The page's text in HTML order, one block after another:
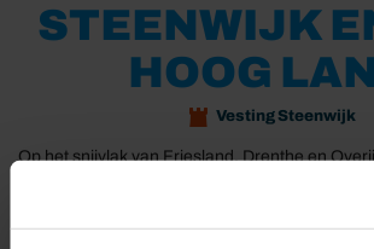
STEENWIJK
HOOG
Vesting Steenwijk
Op het snijvlak van Friesland, Drenthe en
landschap. Prachtige beboste heuvels vormen
stuwwallen zijn ontstaan in de voorlaatste